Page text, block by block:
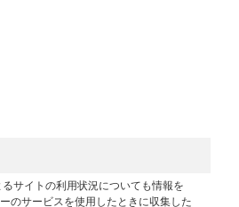
サイトの利用状況についても情報を
のサービスを使用したときに収集した